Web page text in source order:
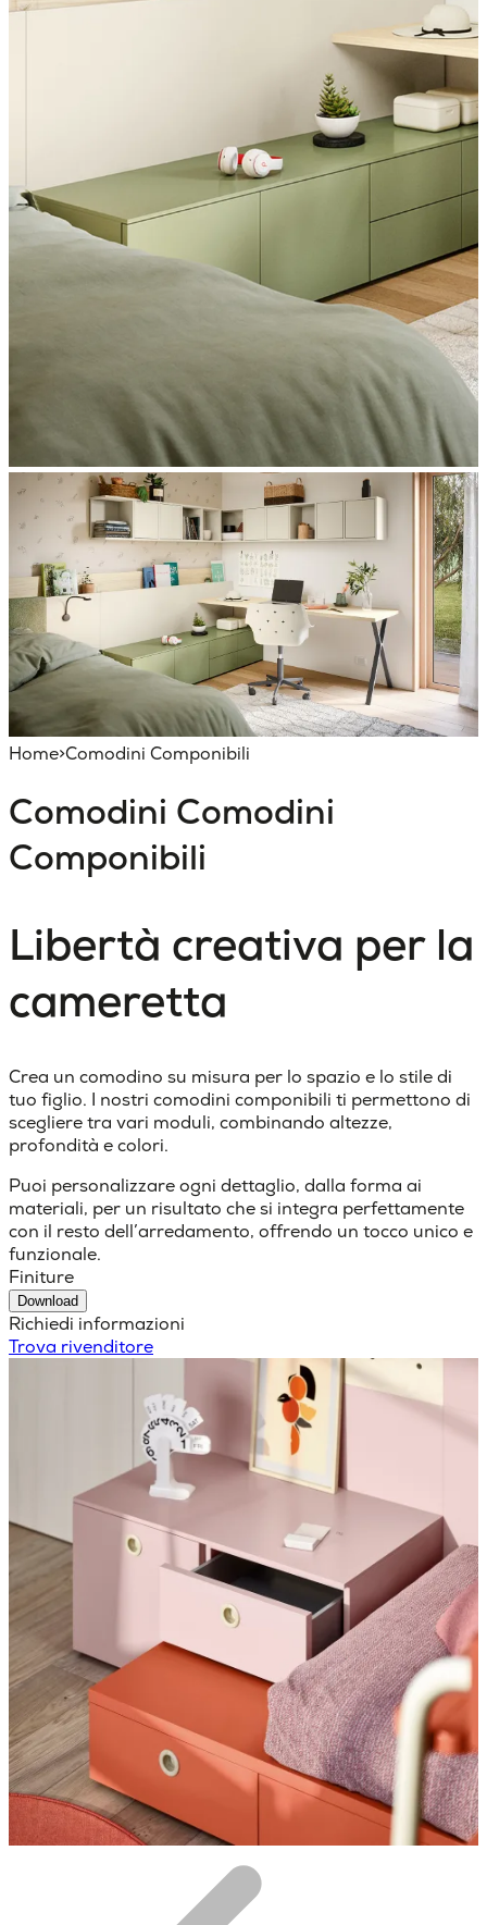
Home>Comodini Componibili
Comodini Comodini
Componibili
Libertà creativa per la
cameretta
Crea un comodino su misura per lo spazio e lo stile di
tuo figlio. I nostri comodini componibili ti permettono di
scegliere tra vari moduli, combinando altezze,
profondità e colori.
Puoi personalizzare ogni dettaglio, dalla forma ai
materiali, per un risultato che si integra perfettamente
con il resto dell’arredamento, offrendo un tocco unico e
funzionale.
Finiture
Download
Richiedi informazioni
Trova rivenditore